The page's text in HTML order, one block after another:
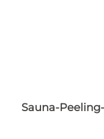
Sauna-